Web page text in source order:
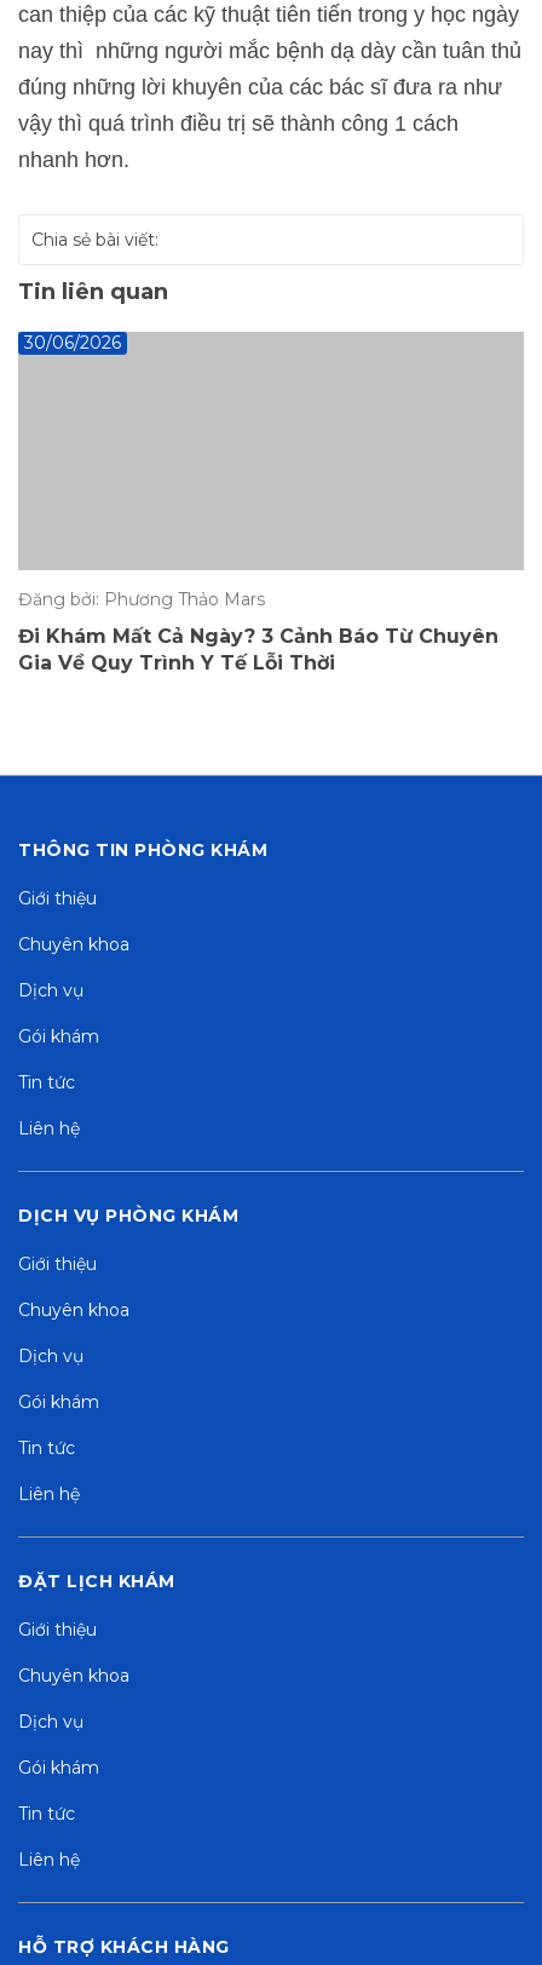
can thiệp của các kỹ thuật tiên tiến trong y học ngày
nay thì những người mắc bệnh dạ dày cần tuân thủ
đúng những lời khuyên của các bác sĩ đưa ra như
vậy thì quá trình điều trị sẽ thành công 1 cách
nhanh hơn.
Chia sẻ bài viết:
Tin liên quan
30/06/2026
Đăng bởi: Phương Thảo Mars
Đi Khám Mất Cả Ngày? 3 Cảnh Báo Từ Chuyên
THÔNG TIN PHÒNG KHÁM
Giới thiệu
Chuyên khoa
Dịch vụ
Gói khám
Tin tức
Liên hệ
DỊCH VỤ PHÒNG KHÁM
Giới thiệu
Chuyên khoa
Dịch vụ
Gói khám
Tin tức
Liên hệ
ĐẶT LỊCH KHÁM
Giới thiệu
Chuyên khoa
Dịch vụ
Gói khám
Tin tức
Liên hệ
HỖ TRỢ KHÁCH HÀNG